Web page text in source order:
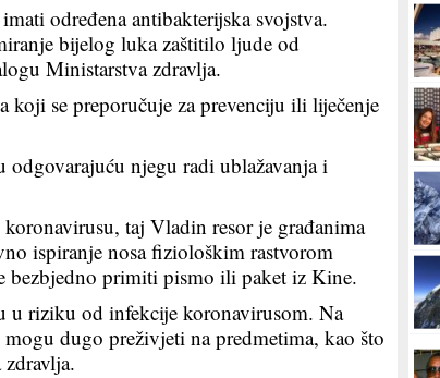
određena antibakterijska svojstva.
bijelog luka zaštitilo ljude od
Ministarstva zdravlja.
koji se preporučuje za prevenciju ili liječenje
odgovarajuću njegu radi ublažavanja i
taj Vladin resor je građanima
ispiranje nosa fiziološkim rastvorom
bezbjedno primiti pismo ili paket iz Kine.
u riziku od infekcije koronavirusom. Na
dugo preživjeti na predmetima, kao što